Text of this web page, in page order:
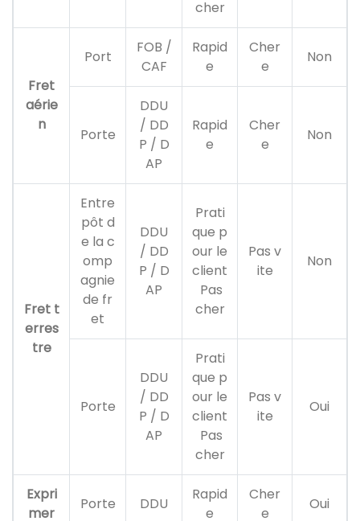
cher
Fret
aérie
n
Port
FOB /
CAF
Rapid
e
Cher
e
Non
Porte
DDU
/ DD
P / D
AP
Rapid
e
Cher
e
Non
Fret t
erres
tre
Entre
pôt d
e la c
omp
agnie
de fr
et
DDU
/ DD
P / D
AP
Prati
que p
our le
client
Pas
cher
Pas v
ite
Non
Porte
DDU
/ DD
P / D
AP
Prati
que p
our le
client
Pas
cher
Pas v
ite
Oui
Expri
mer
Porte DDU
Rapid
e
Cher
e
Oui